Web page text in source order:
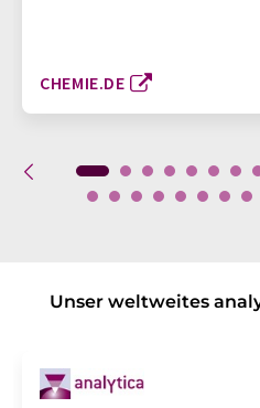
CHEMIE.DE
Unser weltweites